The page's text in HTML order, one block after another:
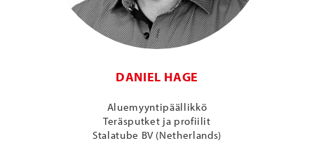
DANIEL HAGE
Aluemyyntipäällikkö
Teräsputket ja profiilit
Stalatube BV (Netherlands)